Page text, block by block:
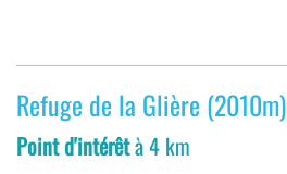
Refuge de la Glière (2010m)
Point d'intérêtà 4 km